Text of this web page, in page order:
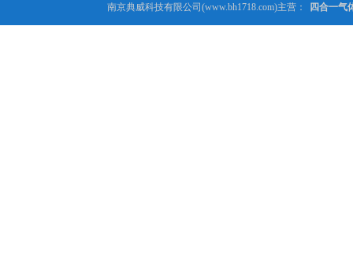
南京典威科技有限公司(www.bh1718.com)主营：
四合一气